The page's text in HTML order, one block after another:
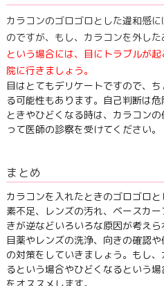
カラコンのゴロゴロとした違和感
のですが、もし、カラコンを外した
という場合には、目にトラブルが
院に行きましょう。
目はとてもデリケートですので、
る可能性もあります。自己判断は
ときやひどくなる時は、カラコン
って医師の診察を受けてください。
まとめ
カラコンを入れたときのゴロゴロ
素不足、レンズの汚れ、ベースカ
きが逆などいろいろな原因が考えら
目薬やレンズの洗浄、向きの確認
の対策をしていきましょう。もし
るという場合やひどくなるという